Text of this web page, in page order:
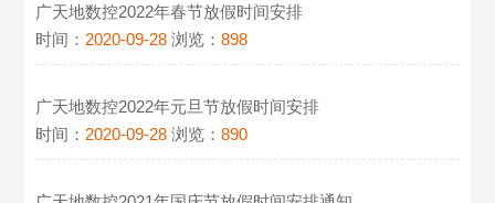
广天地数控2022年春节放假时间安排
时间： 2020-09-28 浏览：898
广天地数控2022年元旦节放假时间安排
时间： 2020-09-28 浏览：890